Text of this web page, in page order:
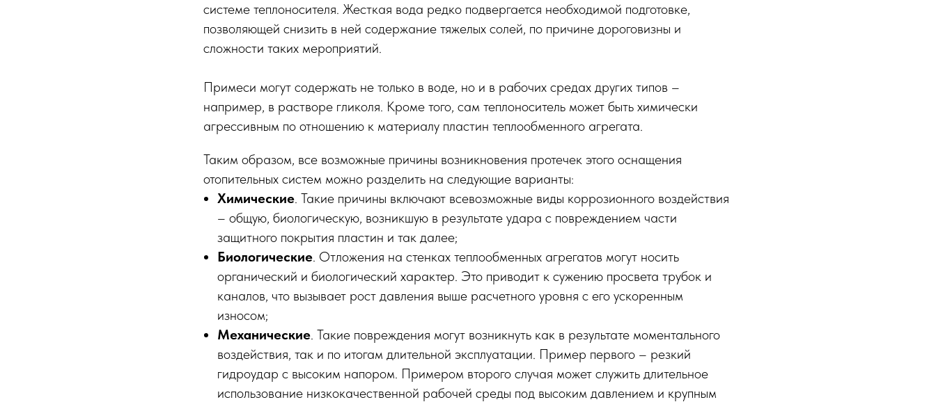
системе теплоносителя. Жесткая вода редко подвергается необходимой подготовке,
позволяющей снизить в ней содержание тяжелых солей, по причине дороговизны и
сложности таких мероприятий.
Примеси могут содержать не только в воде, но и в рабочих средах других типов –
например, в растворе гликоля. Кроме того, сам теплоноситель может быть химически
агрессивным по отношению к материалу пластин теплообменного агрегата.
Таким образом, все возможные причины возникновения протечек этого оснащения
отопительных систем можно разделить на следующие варианты:
Химические. Такие причины включают всевозможные виды коррозионного воздействия
– общую, биологическую, возникшую в результате удара с повреждением части
защитного покрытия пластин и так далее;
Биологические. Отложения на стенках теплообменных агрегатов могут носить
органический и биологический характер. Это приводит к сужению просвета трубок и
каналов, что вызывает рост давления выше расчетного уровня с его ускоренным
износом;
Механические. Такие повреждения могут возникнуть как в результате моментального
воздействия, так и по итогам длительной эксплуатации. Пример первого – резкий
гидроудар с высоким напором. Примером второго случая может служить длительное
использование низкокачественной рабочей среды под высоким давлением и крупным